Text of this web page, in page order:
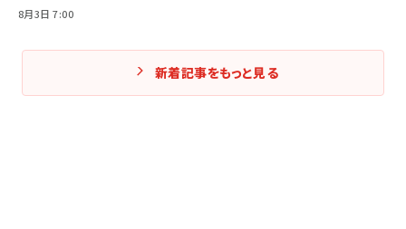
8月3日 7:00
新着記事をもっと見る